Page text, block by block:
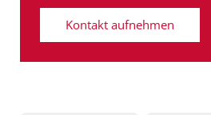
Kontakt aufnehmen